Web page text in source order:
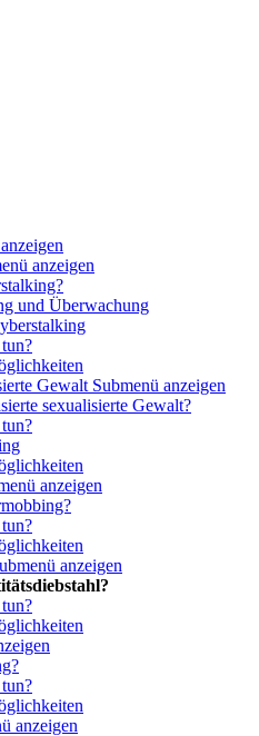
anzeigen
und Überwachung
Gewalt Submenü anzeigen
sexualisierte Gewalt?
anzeigen
anzeigen
anzeigen